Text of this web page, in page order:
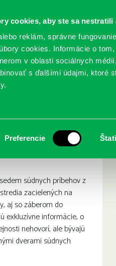
cookies, aby ste sa nestratili
reklám, správne
cookies. Informácie o
v oblasti sociálnych
s ďalšími údajmi, ktoré
Preferencie
SLUŽBY
Modrý
súdnych príbehov z
zacielených na
aj so záberom do
exkluzívne informácie, o
nehovorí, ale bývajú
dverami súdnych